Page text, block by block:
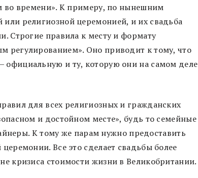
во времени». К примеру, по нынешним
религиозной церемонией, и их свадьба
Строгие правила к месту и формату
регулированием». Оно приводит к тому, что
и ту, которую они на самом деле
для всех религиозных и гражданских
и достойном месте», будь то семейные
К тому же парам нужно предоставить
Все это сделает свадьбы более
кризиса стоимости жизни в Великобритании.